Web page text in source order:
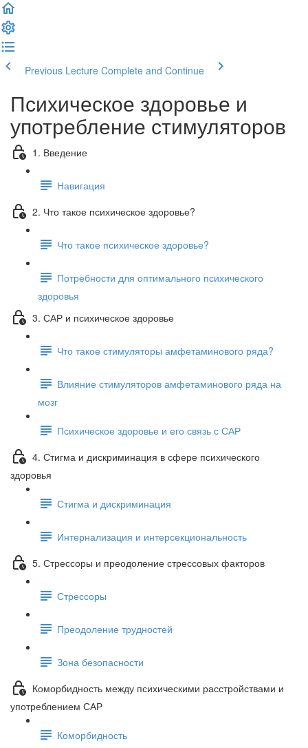
Previous Lecture Complete and Continue
Психическое здоровье и
употребление стимуляторов
1. Введение
Навигация
2. Что такое психическое здоровье?
Что такое психическое здоровье?
Потребности для оптимального психического
здоровья
3. САР и психическое здоровье
Что такое стимуляторы амфетаминового ряда?
Влияние стимуляторов амфетаминового ряда на
мозг
Психическое здоровье и его связь с САР
4. Стигма и дискриминация в сфере психического
здоровья
Стигма и дискриминация
Интернализация и интерсекциональность
5. Стрессоры и преодоление стрессовых факторов
Стрессоры
Преодоление трудностей
Зона безопасности
Коморбидность между психическими расстройствами и
употреблением САР
Коморбидность